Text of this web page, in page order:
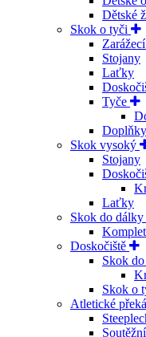
Dětské
Skok o tyči
Stojany
Laťky
Tyče
Doplňky
Skok vysoký
Stojany
Laťky
Skok do
Doskočiště
Skok
Skok o
Atletické
Soutěžní